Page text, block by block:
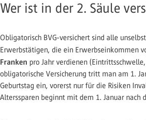
Wer ist in der 2. Säule
Obligatorisch BVG-versichert sind alle
Erwerbstätigen, die ein Erwerbseinkommen
Franken pro Jahr verdienen
obligatorische Versicherung tritt man am 1.
Geburtstag ein, vorerst nur für die Risiken
Alterssparen beginnt mit dem 1. Januar nach